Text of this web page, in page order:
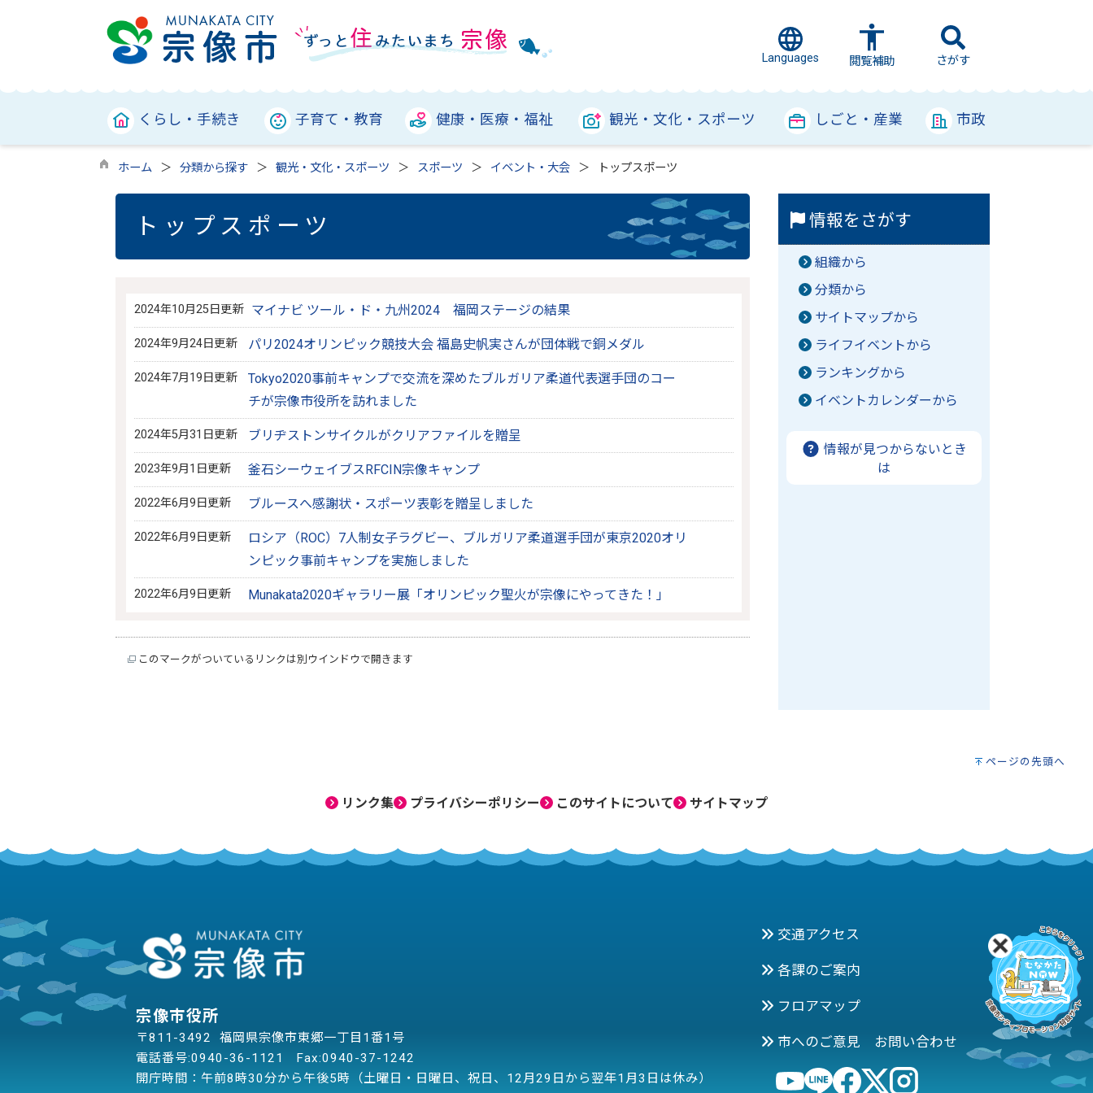
Languages 閲覧補助 さがす
くらし・手続き 子育て・教育 健康・医療・福祉 観光・文化・スポーツ しごと・産業 市政
ホーム 分類から探す 観光・文化・スポーツ スポーツ イベント・大会 トップスポーツ
トップスポーツ
2024年10月25日更新 マイナビ ツール・ド・九州2024 福岡ステージの結果
2024年9月24日更新 パリ2024オリンピック競技大会 福島史帆実さんが団体戦で銅メダル
2024年7月19日更新
Tokyo2020事前キャンプで交流を深めたブルガリア柔道代表選手団のコー
チが宗像市役所を訪れました
2024年5月31日更新 ブリヂストンサイクルがクリアファイルを贈呈
2023年9月1日更新 釜石シーウェイブスRFCIN宗像キャンプ
2022年6月9日更新 ブルースへ感謝状・スポーツ表彰を贈呈しました
2022年6月9日更新
ロシア（ROC）7人制女子ラグビー、ブルガリア柔道選手団が東京2020オリ
ンピック事前キャンプを実施しました
2022年6月9日更新 Munakata2020ギャラリー展「オリンピック聖火が宗像にやってきた！」
このマークがついているリンクは別ウインドウで開きます
情報をさがす
組織から
分類から
サイトマップから
ライフイベントから
ランキングから
イベントカレンダーから
情報が見つからないとき
は
ページの先頭へ
リンク集 プライバシーポリシー このサイトについて サイトマップ
宗像市役所
〒811-3492 福岡県宗像市東郷一丁目1番1号
電話番号:0940-36-1121
Fax:0940-37-1242
開庁時間：午前8時30分から午後5時（土曜日・日曜日、祝日、12月29日から翌年1月3日は休み）
交通アクセス
各課のご案内
フロアマップ
市へのご意見 お問い合わせ